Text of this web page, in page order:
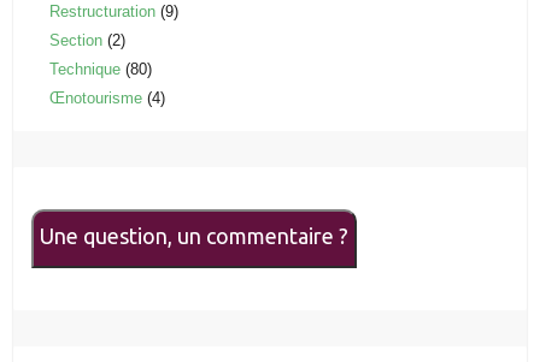
Restructuration (9)
Section (2)
Technique (80)
Œnotourisme (4)
Une question, un commentaire ?